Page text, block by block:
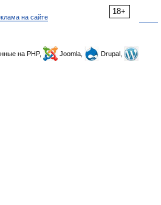
18+
на сайте
на PHP, Joomla,
Drupal,